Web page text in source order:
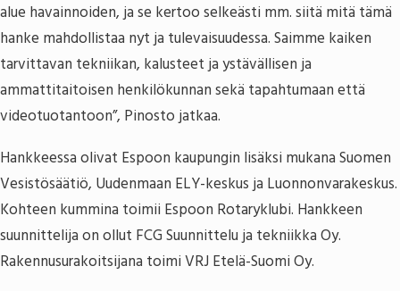
alue havainnoiden, ja se kertoo selkeästi mm. siitä mitä tämä
hanke mahdollistaa nyt ja tulevaisuudessa. Saimme kaiken
tarvittavan tekniikan, kalusteet ja ystävällisen ja
ammattitaitoisen henkilökunnan sekä tapahtumaan että
videotuotantoon”, Pinosto jatkaa.
Hankkeessa olivat Espoon kaupungin lisäksi mukana Suomen
Vesistösäätiö, Uudenmaan ELY-keskus ja Luonnonvarakeskus.
Kohteen kummina toimii Espoon Rotaryklubi. Hankkeen
suunnittelija on ollut FCG Suunnittelu ja tekniikka Oy.
Rakennusurakoitsijana toimi VRJ Etelä-Suomi Oy.